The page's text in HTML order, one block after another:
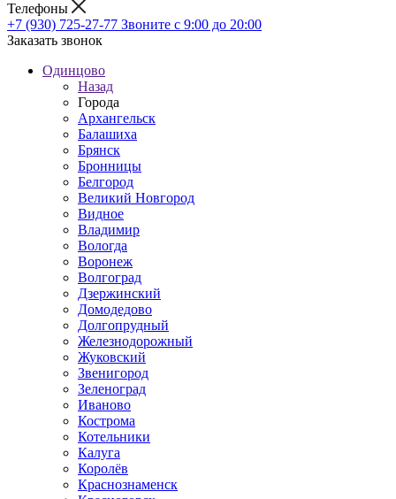
Телефоны
+7 (930) 725-27-77 Звоните с 9:00 до 20:00
Заказать звонок
Одинцово
Назад
Города
Архангельск
Балашиха
Брянск
Бронницы
Белгород
Великий Новгород
Видное
Владимир
Вологда
Воронеж
Волгоград
Дзержинский
Домодедово
Долгопрудный
Железнодорожный
Жуковский
Звенигород
Зеленоград
Иваново
Кострома
Котельники
Калуга
Королёв
Краснознаменск